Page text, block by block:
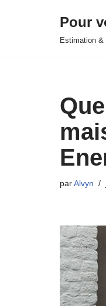
Pour
Estimation
parAlvyn